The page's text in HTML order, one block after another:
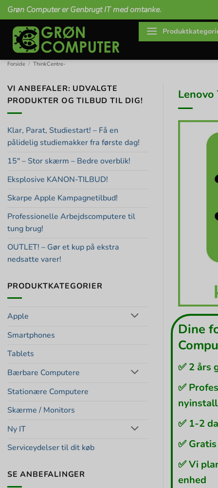
Fortsæt
til
indhold
Grøn Computer er Genbrugt IT med omtanke.
Forside / ThinkCentre-
VI ANBEFALER: UDVALGTE
PRODUKTER OG TILBUD TIL DIG!
Klar, Parat, Studiestart! – Få en
pålidelig studiemakker fra første dag!
15″ – Stor skærm – Bedre overblik!
Eksplosive KANON-TILBUD!
Skarpe Apple Kampagnetilbud!
Professionelle Arbejdscomputere til
tung brug!
OUTLET! – Gør et kup på ekstra
nedsatte varer!
PRODUKTKATEGORIER
Apple
Smartphones
Tablets
Bærbare Computere
Stationære Computere
Skærme / Monitors
Ny IT
Serviceydelser til dit køb
SE ANBEFALINGER
Dine
✅ 2 års
✅
✅ 1-2
✅
✅ Vi
enhed